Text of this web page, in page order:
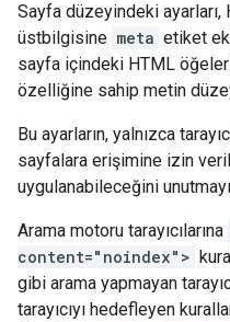
Sayfa düzeyindeki ayarları,
üstbilgisine meta etiket
sayfa içindeki HTML
özelliğine sahip metin
Bu ayarların, yalnızca
sayfalara erişimine izin
uygulanabileceğini
Arama motoru tarayıcılarına
content="noindex">
gibi arama yapmayan
tarayıcıyı hedefleyen